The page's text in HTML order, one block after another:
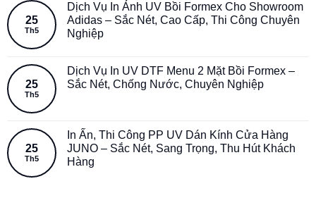
25
Th5
Dịch Vụ In Ảnh UV Bồi Formex Cho Showroom
Adidas – Sắc Nét, Cao Cấp, Thi Công Chuyên
Nghiệp
25
Th5
Dịch Vụ In UV DTF Menu 2 Mặt Bồi Formex –
Sắc Nét, Chống Nước, Chuyên Nghiệp
25
Th5
In Ấn, Thi Công PP UV Dán Kính Cửa Hàng
JUNO – Sắc Nét, Sang Trọng, Thu Hút Khách
Hàng